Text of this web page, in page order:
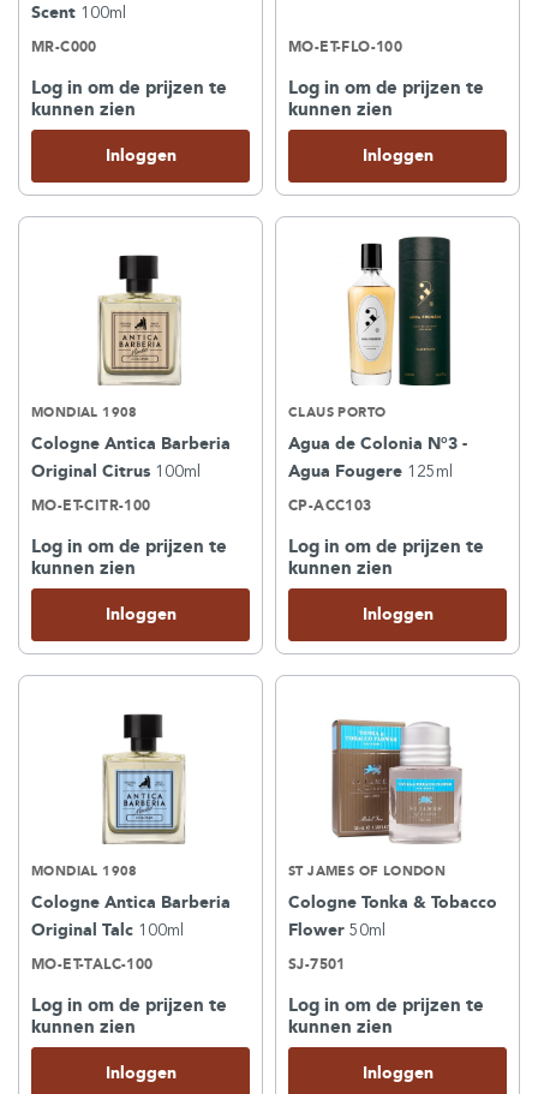
Scent 100ml
MR-C000
Log in om de prijzen te
kunnen zien
Inloggen
MO-ET-FLO-100
Log in om de prijzen te
kunnen zien
Inloggen
MONDIAL 1908
Cologne Antica Barberia
Original Citrus 100ml
MO-ET-CITR-100
Log in om de prijzen te
kunnen zien
Inloggen
CLAUS PORTO
Agua de Colonia N°3 -
Agua Fougere 125ml
CP-ACC103
Log in om de prijzen te
kunnen zien
Inloggen
MONDIAL 1908
Cologne Antica Barberia
Original Talc 100ml
MO-ET-TALC-100
Log in om de prijzen te
kunnen zien
Inloggen
ST JAMES OF LONDON
Cologne Tonka & Tobacco
Flower 50ml
SJ-7501
Log in om de prijzen te
kunnen zien
Inloggen